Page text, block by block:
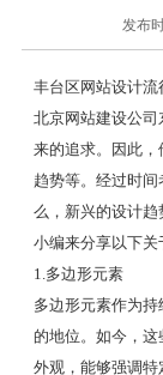
发布
丰台区网站设计流
北京网站建设公
来的追求。因此
趋势等。经过时
么，新兴的设计趋
小编来分享以下关
1.多边形元素
多边形元素作为
的地位。如今，
外观，能够强调